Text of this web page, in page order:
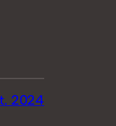
2024